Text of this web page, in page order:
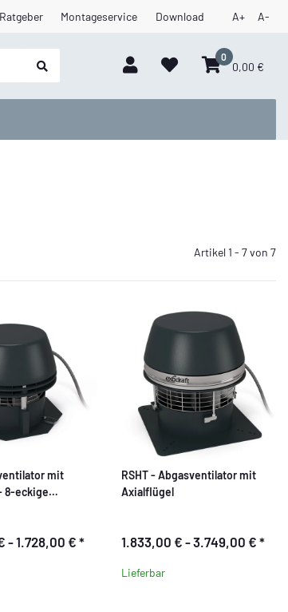
Montageservice Download A+ A-
0
0,00 €
Artikel 1 - 7 von 7
mit
8-eckige
-1.728,00 € *
RSHT - Abgasventilator mit
Axialflügel
1.833,00 € -3.749,00 € *
Lieferbar